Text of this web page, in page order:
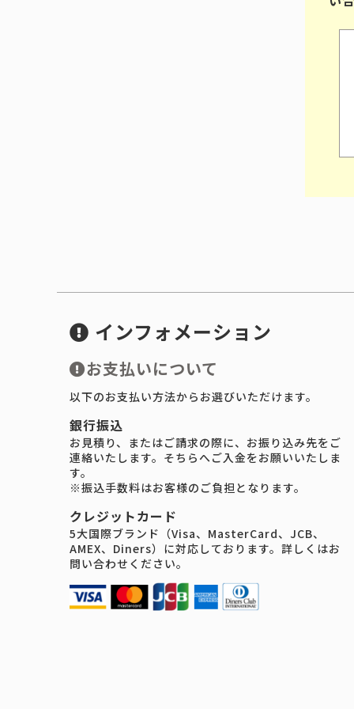
インフォメーション
お支払いについて
以下のお支払い方法からお選びいただけます。
銀行振込
お見積り、またはご請求の際に、お振り込み先をご
連絡いたします。そちらへご入金をお願いいたしま
す。
※振込手数料はお客様のご負担となります。
クレジットカード
5大国際ブランド（Visa、MasterCard、JCB、
AMEX、Diners）に対応しております。詳しくはお
問い合わせください。